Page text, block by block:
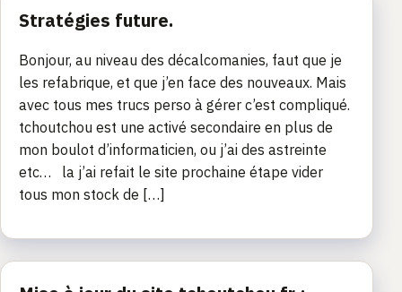
Stratégies future.
Bonjour, au niveau des décalcomanies, faut que je
les refabrique, et que j’en face des nouveaux. Mais
avec tous mes trucs perso à gérer c’est compliqué.
tchoutchou est une activé secondaire en plus de
mon boulot d’informaticien, ou j’ai des astreinte
etc… la j’ai refait le site prochaine étape vider
tous mon stock de […]